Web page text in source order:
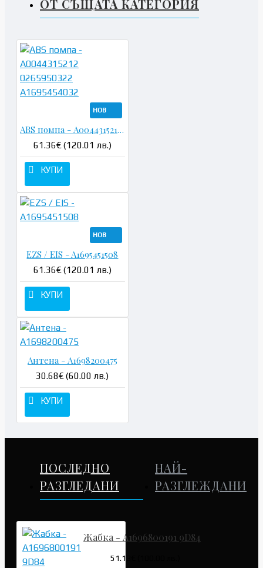
ОТ СЪЩАТА КАТЕГОРИЯ
НОВ
ABS помпа - A0044315212 0265950322 A1695454032
61.36€ (120.01 лв.)
КУПИ
НОВ
EZS / EIS - A1695451508
61.36€ (120.01 лв.)
КУПИ
Антена - A1698200475
30.68€ (60.00 лв.)
КУПИ
ПОСЛЕДНО
РАЗГЛЕДАНИ
НАЙ-
РАЗГЛЕЖДАНИ
Жабка - A1696800191 9D84
51.13€ (100.00 лв.)